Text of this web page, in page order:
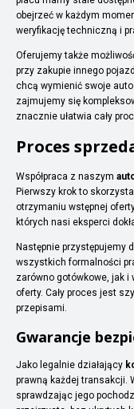
obejrzeć w każdym
weryfikację techniczną i
Oferujemy także
przy zakupie innego
chcą wymienić swoje
zajmujemy się
znacznie ułatwia cały
Proces
Współpraca z naszym
Pierwszy krok to
otrzymaniu wstępnej
których nasi eksperci
Następnie przystępujemy
wszystkich formalności
zarówno gotówkowe, jak
oferty. Cały proces jest
przepisami.
Gwarancje
Jako legalnie działający
prawną każdej transakcji.
sprawdzając jego